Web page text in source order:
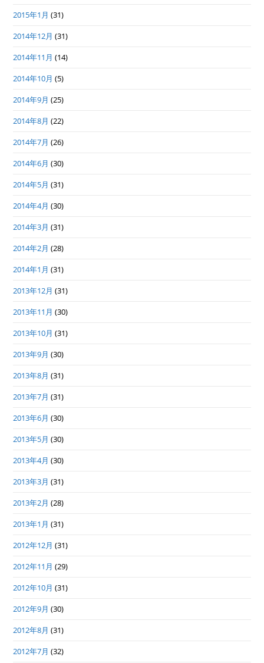
2015年1月 (31)
2014年12月 (31)
2014年11月 (14)
2014年10月 (5)
2014年9月 (25)
2014年8月 (22)
2014年7月 (26)
2014年6月 (30)
2014年5月 (31)
2014年4月 (30)
2014年3月 (31)
2014年2月 (28)
2014年1月 (31)
2013年12月 (31)
2013年11月 (30)
2013年10月 (31)
2013年9月 (30)
2013年8月 (31)
2013年7月 (31)
2013年6月 (30)
2013年5月 (30)
2013年4月 (30)
2013年3月 (31)
2013年2月 (28)
2013年1月 (31)
2012年12月 (31)
2012年11月 (29)
2012年10月 (31)
2012年9月 (30)
2012年8月 (31)
2012年7月 (32)